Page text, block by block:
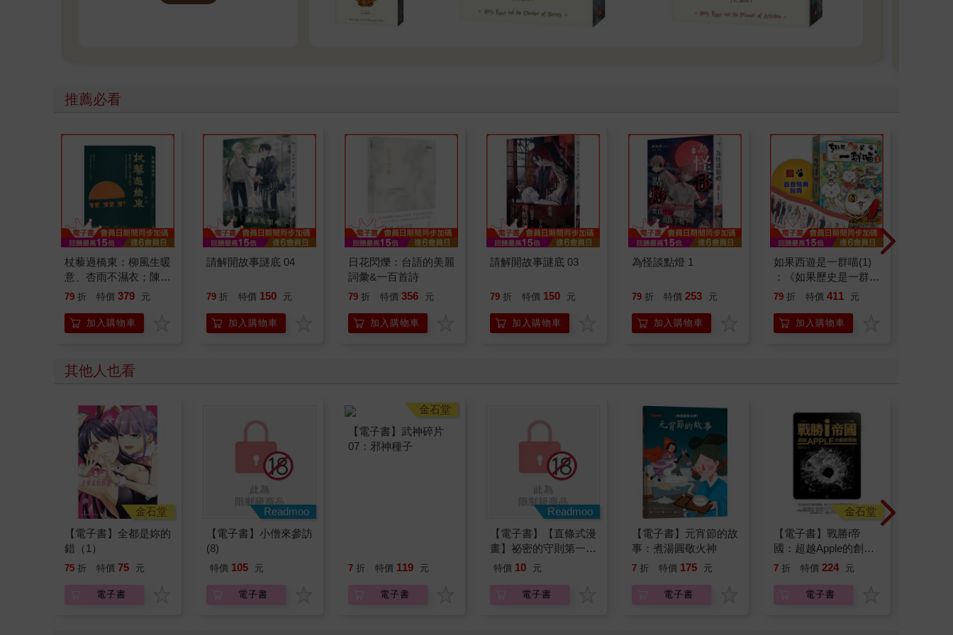
推薦必看
杖藜過橋東：柳風生暖
意、杏雨不濕衣；陳亮
恭談以心轉境的適齡漫
79 折 特價 379 元
加入購物車
請解開故事謎底 04
79 折 特價 150 元
加入購物車
日花閃爍：台語的美麗
詞彙&一百首詩
79 折 特價 356 元
加入購物車
請解開故事謎底 03
79 折 特價 150 元
加入購物車
為怪談點燈 1
79 折 特價 253 元
加入購物車
如果西遊是一群喵(1)
：《如果歷史是一群
喵》作者最新力作，附
79 折 特價 411 元
加入購物車
其他人也看
金石堂
【電子書】全都是妳的
錯（1）
75 折 特價 75 元
電子書
Readmoo
【電子書】小僧來參訪
(8)
特價 105 元
電子書
7 折 特價 119 元
電子書
Readmoo
【電子書】【直條式漫
畫】祕密的守則第一條
完全版 12 (完)
特價 10 元
電子書
【電子書】元宵節的故
事：煮湯圓敬火神
7 折 特價 175 元
電子書
金石堂
【電子書】戰勝i帝
國：超越Apple的創新
策略
7 折 特價 224 元
電子書